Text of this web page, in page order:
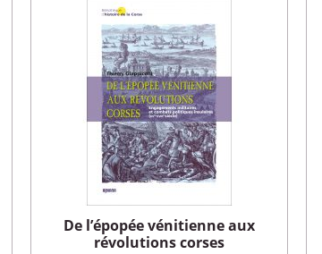
De l’épopée vénitienne aux
révolutions corses